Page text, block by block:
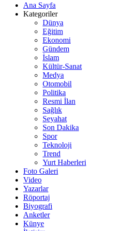
Ana Sayfa
Kategoriler
Dünya
Eğitim
Ekonomi
Gündem
İslam
Kültür-Sanat
Medya
Otomobil
Politika
Resmi İlan
Sağlık
Seyahat
Son Dakika
Spor
Teknoloji
Trend
Yurt Haberleri
Foto Galeri
Video
Yazarlar
Röportaj
Biyografi
Anketler
Künye